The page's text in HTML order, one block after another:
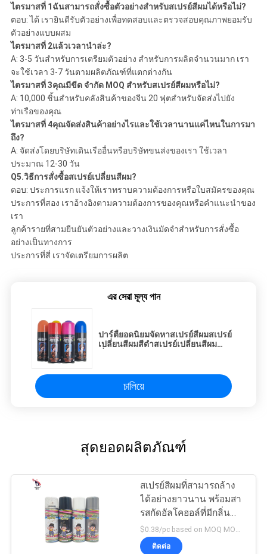
ไตรมาสที่ 1ฉันสามารถสั่งซื้อตัวอย่างสำหรับสเปรย์สีผมได้หรือไม่?
ตอบ: ได้ เรายินดีรับตัวอย่างเพื่อทดสอบและตรวจสอบคุณภาพยอมรับ
ตัวอย่างแบบผสม
ไตรมาสที่ 2แล้วเวลานำล่ะ?
A: 3-5 วันสำหรับการเตรียมตัวอย่าง สำหรับการผลิตจำนวนมาก เรา
จะใช้เวลา 3-7 วันตามผลิตภัณฑ์ที่แตกต่างกัน
ไตรมาสที่ 3คุณมีขีด จำกัด MOQ สำหรับสเปรย์สีผมหรือไม่?
A: 10,000 ชิ้นสำหรับคลังสินค้าของจีน 20 ฟุตสำหรับจัดส่งไปยัง
ท่าเรือของคุณ
ไตรมาสที่ 4คุณจัดส่งสินค้าอย่างไรและใช้เวลานานแค่ไหนในการมา
ถึง?
A: จัดส่งโดยบริษัทเดินเรืออื่นหรือบริษัทขนส่งของเรา ใช้เวลา
ประมาณ 12-30 วัน
Q5.วิธีการสั่งซื้อสเปรย์เปลี่ยนสีผม?
ตอบ: ประการแรก แจ้งให้เราทราบความต้องการหรือใบสมัครของคุณ
ประการที่สอง เราอ้างอิงตามความต้องการของคุณหรือคำแนะนำของ
เรา
ลูกค้ารายที่สามยืนยันตัวอย่างและวางเงินมัดจำสำหรับการสั่งซื้อ
อย่างเป็นทางการ
ประการที่สี่ เราจัดเตรียมการผลิต
এর সেরা মূল্য পান
ปาร์ตี้ยอดนิยมจัดหาสเปรย์สีผมสเปรย์
เปลี่ยนสีผมสีดำสเปรย์เปลี่ยนสีผม
চালিয়ে
สุดยอดผลิตภัณฑ์
สเปรย์สีผมที่สามารถล้าง
ได้อย่างยาวนาน พร้อมสา
รสกัดอัลโคฮอล์ที่มีกลิ่น
หอมตามต้องการ
ติดต่อ